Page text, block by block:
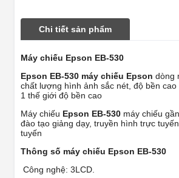
Chi tiết sản phẩm
Máy chiếu Epson EB-530
Epson EB-530 máy chiếu Epson dòng
chất lượng hình ảnh sắc nét, độ bền cao
1 thế giới độ bền cao
Máy chiếu Epson EB-530 máy chiếu
đào tạo giảng dạy, truyền hình trực
tuyến
Thông số máy chiếu Epson EB-530
Công nghệ: 3LCD.